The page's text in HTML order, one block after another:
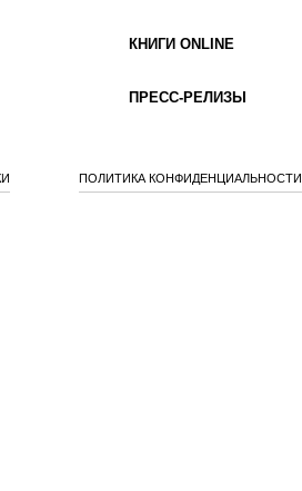
КНИГИ ONLINE
ПРЕСС-РЕЛИЗЫ
ПОЛИТИКА КОНФИДЕНЦИАЛЬНОСТИ